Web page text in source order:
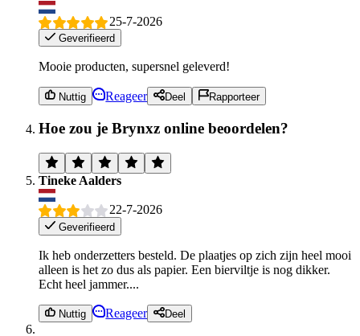
25-7-2026
Geverifieerd
Mooie producten, supersnel geleverd!
Nuttig Reageer Deel Rapporteer
Hoe zou je Brynxz online beoordelen?
Tineke Aalders
22-7-2026
Geverifieerd
Ik heb onderzetters besteld. De plaatjes op zich zijn heel mooi
alleen is het zo dus als papier. Een bierviltje is nog dikker.
Echt heel jammer....
Nuttig Reageer Deel